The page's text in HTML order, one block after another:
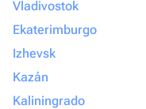
Vladivostok
Ekaterimburgo
Izhevsk
Kazán
Kaliningrado